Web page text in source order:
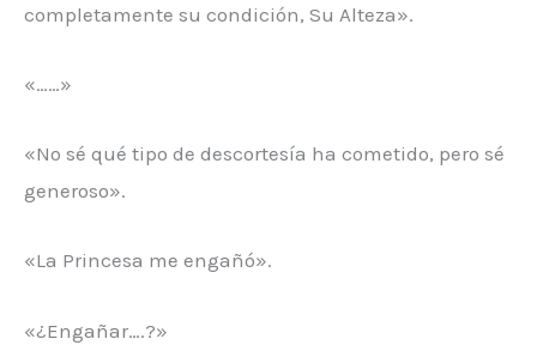
completamente su condición, Su Alteza».
«……»
«No sé qué tipo de descortesía ha cometido, pero sé
generoso».
«La Princesa me engañó».
«¿Engañar….?»